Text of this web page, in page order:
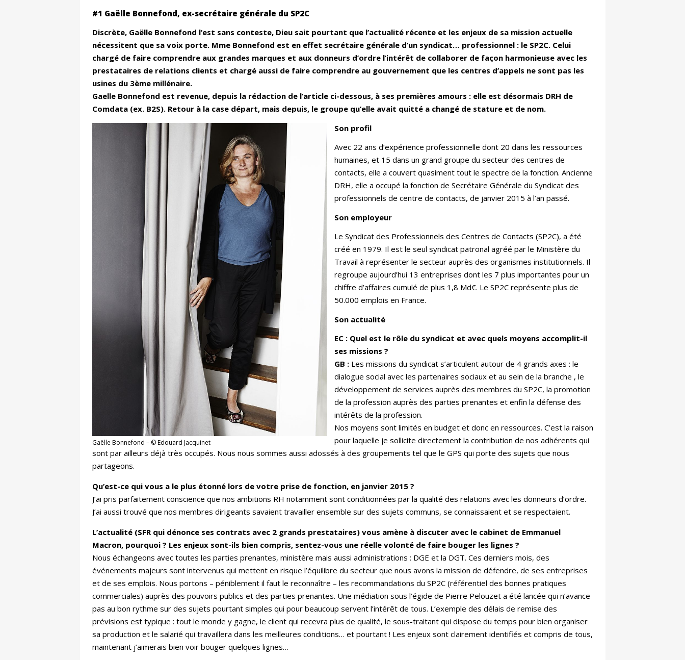
#1 Gaëlle Bonnefond, ex-secrétaire générale du SP2C
Discrète, Gaëlle Bonnefond l’est sans conteste, Dieu sait pourtant que l’actualité récente et les enjeux de sa mission actuelle
nécessitent que sa voix porte. Mme Bonnefond est en effet secrétaire générale d’un syndicat… professionnel : le SP2C. Celui
chargé de faire comprendre aux grandes marques et aux donneurs d’ordre l’intérêt de collaborer de façon harmonieuse avec les
prestataires de relations clients et chargé aussi de faire comprendre au gouvernement que les centres d’appels ne sont pas les
usines du 3ème millénaire.
Gaelle Bonnefond est revenue, depuis la rédaction de l’article ci-dessous, à ses premières amours : elle est désormais DRH de
Comdata (ex. B2S). Retour à la case départ, mais depuis, le groupe qu’elle avait quitté a changé de stature et de nom.
Gaëlle Bonnefond – © Edouard Jacquinet
Son profil
Avec 22 ans d’expérience professionnelle dont 20 dans les ressources
humaines, et 15 dans un grand groupe du secteur des centres de
contacts, elle a couvert quasiment tout le spectre de la fonction. Ancienne
DRH, elle a occupé la fonction de Secrétaire Générale du Syndicat des
professionnels de centre de contacts, de janvier 2015 à l’an passé.
Son employeur
Le Syndicat des Professionnels des Centres de Contacts (SP2C), a été
créé en 1979. Il est le seul syndicat patronal agréé par le Ministère du
Travail à représenter le secteur auprès des organismes institutionnels. Il
regroupe aujourd’hui 13 entreprises dont les 7 plus importantes pour un
chiffre d’affaires cumulé de plus 1,8 Md€. Le SP2C représente plus de
50.000 emplois en France.
Son actualité
EC : Quel est le rôle du syndicat et avec quels moyens accomplit-il
ses missions ?
GB : Les missions du syndicat s’articulent autour de 4 grands axes : le
dialogue social avec les partenaires sociaux et au sein de la branche , le
développement de services auprès des membres du SP2C, la promotion
de la profession auprès des parties prenantes et enfin la défense des
intérêts de la profession.
Nos moyens sont limités en budget et donc en ressources. C’est la raison
pour laquelle je sollicite directement la contribution de nos adhérents qui
sont par ailleurs déjà très occupés. Nous nous sommes aussi adossés à des groupements tel que le GPS qui porte des sujets que nous
partageons.
Qu’est-ce qui vous a le plus étonné lors de votre prise de fonction, en janvier 2015 ?
J’ai pris parfaitement conscience que nos ambitions RH notamment sont conditionnées par la qualité des relations avec les donneurs d’ordre.
J’ai aussi trouvé que nos membres dirigeants savaient travailler ensemble sur des sujets communs, se connaissaient et se respectaient.
L’actualité (SFR qui dénonce ses contrats avec 2 grands prestataires) vous amène à discuter avec le cabinet de Emmanuel
Macron, pourquoi ? Les enjeux sont-ils bien compris, sentez-vous une réelle volonté de faire bouger les lignes ?
Nous échangeons avec toutes les parties prenantes, ministère mais aussi administrations : DGE et la DGT. Ces derniers mois, des
événements majeurs sont intervenus qui mettent en risque l’équilibre du secteur que nous avons la mission de défendre, de ses entreprises
et de ses emplois. Nous portons – péniblement il faut le reconnaître – les recommandations du SP2C (référentiel des bonnes pratiques
commerciales) auprès des pouvoirs publics et des parties prenantes. Une médiation sous l’égide de Pierre Pelouzet a été lancée qui n’avance
pas au bon rythme sur des sujets pourtant simples qui pour beaucoup servent l’intérêt de tous. L’exemple des délais de remise des
prévisions est typique : tout le monde y gagne, le client qui recevra plus de qualité, le sous-traitant qui dispose du temps pour bien organiser
sa production et le salarié qui travaillera dans les meilleures conditions… et pourtant ! Les enjeux sont clairement identifiés et compris de tous,
maintenant j’aimerais bien voir bouger quelques lignes…